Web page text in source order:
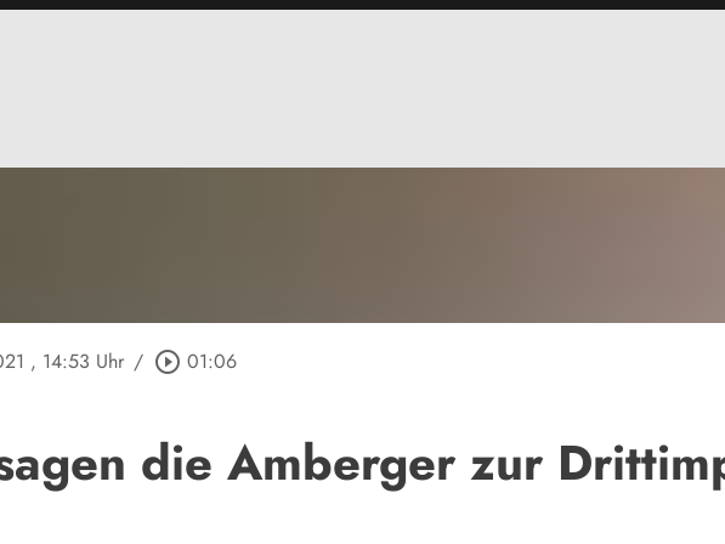
, 14:53 Uhr / play_circle_outline 01:06
die Amberger zur